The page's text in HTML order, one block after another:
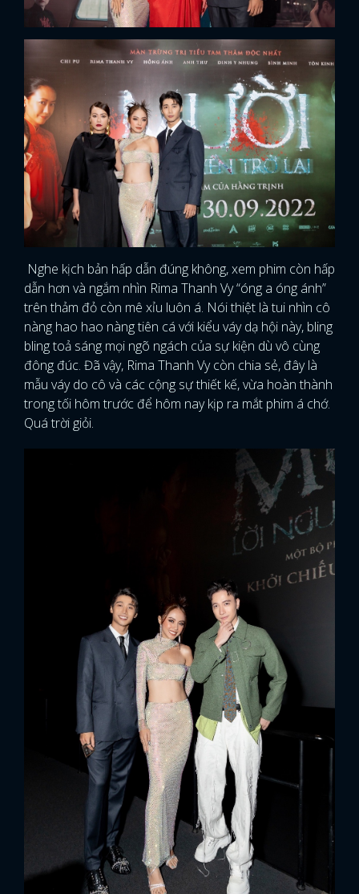
Nghe kịch bản hấp dẫn đúng không, xem phim còn hấp
dẫn hơn và ngắm nhìn Rima Thanh Vy “óng a óng ánh”
trên thảm đỏ còn mê xỉu luôn á. Nói thiệt là tui nhìn cô
nàng hao hao nàng tiên cá với kiểu váy dạ hội này, bling
bling toả sáng mọi ngõ ngách của sự kiện dù vô cùng
đông đúc. Đã vậy, Rima Thanh Vy còn chia sẻ, đây là
mẫu váy do cô và các cộng sự thiết kế, vừa hoàn thành
trong tối hôm trước để hôm nay kịp ra mắt phim á chớ.
Quá trời giỏi.